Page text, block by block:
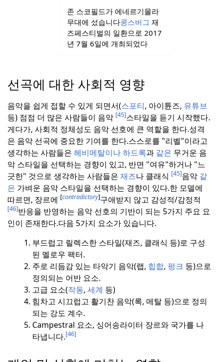
존 스코필드가 에네르기몰라
무대에 섰습니다콩스버그 재
즈페스티벌의 일환으로 2017
년 7월 6일에 개최되었다
선곡에 대한 사회적 영향
음악을 쉽게 접할 수 있게 되면서(스포티, 아이튠즈, 유튜브
등) 점점 더 많은 사람들이 음악 [45]스타일을 듣기 시작했다.
게다가, 사회적 정체성도 음악 선호에 큰 역할을 한다.성격
은 음악 선곡에 중요한 기여를 한다.스스로를 "리벨"이라고
생각하는 사람들은 헤비메탈이나 하드록과 같은 무거운 음
악 스타일을 선택하는 경향이 있고, 반면 "여유"하거나 "느
긋한" 것으로 생각하는 사람들은 재즈나 클래식 [45]음악 같
은 가벼운 음악 스타일을 선택하는 경향이 있다.한 모델에
따르면, 장르에 [contradictory]구애받지 않고 감성적/감정적
[46]반응을 반영하는 음악 선호의 기반이 되는 5가지 주요 요
인이 존재한다.다음 5가지 요소가 있습니다.
부드럽고 릴렉스한 스타일(재즈, 클래식 등)로 구성
된 멜로우 팩터.
주로 리듬감 있는 타악기 음악(랩, 힙합, 펑크 등)으로
정의되는 어반 요소.
고급 요소(작동,세계 등)
힘차고 시끄럽고 활기찬 음악(록, 메탈 등)으로 정의
되는 강도 계수.
Campestral 요소, 싱어송라이터 장르와 국가를 나
타냅니다.[46]